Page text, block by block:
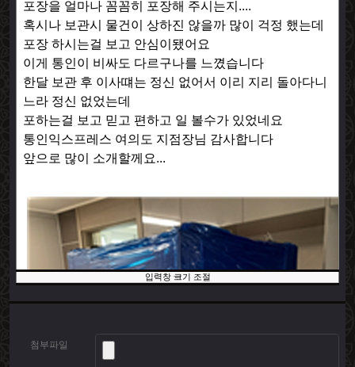
입력창 크기 조절
첨부파일